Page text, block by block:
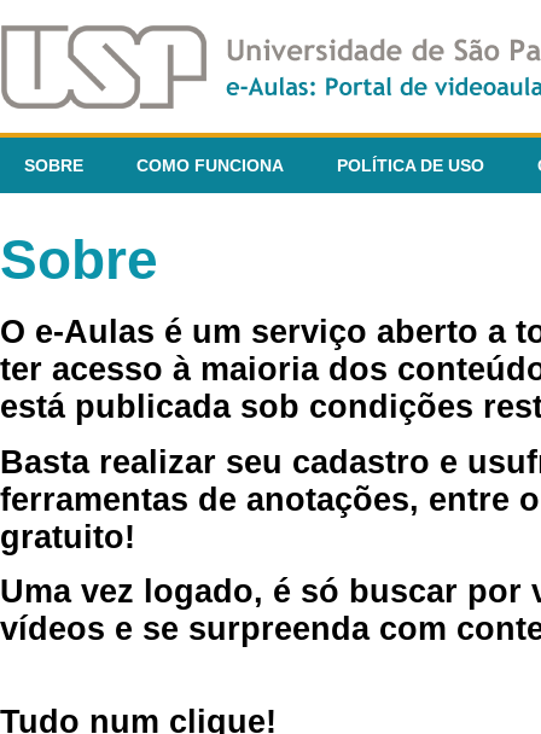
SOBRE COMO FUNCIONA POLÍTICA DE USO
Sobre
O e-Aulas é um serviço aberto a
ter acesso à maioria dos
está publicada sob condições
Basta realizar seu cadastro e
ferramentas de anotações, entre
gratuito!
Uma vez logado, é só buscar por
vídeos e se surpreenda com
Tudo num clique!